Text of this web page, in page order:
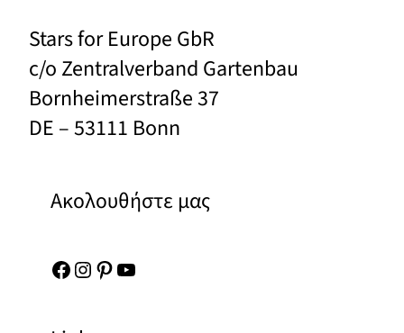
Stars for Europe GbR
c/o Zentralverband Gartenbau
Bornheimerstraße 37
DE – 53111 Bonn
Ακολουθήστε μας
Facebook Instagram Pinterest YouTube